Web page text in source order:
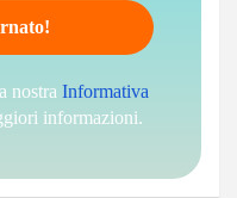
nostra Informativa
informazioni.